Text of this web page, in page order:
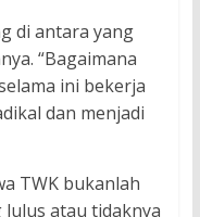
di antara yang
“Bagaimana
ini bekerja
dan menjadi
TWK bukanlah
atau tidaknya